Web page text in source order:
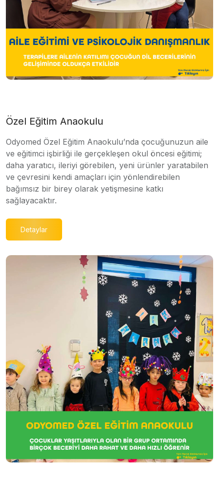
Özel Eğitim Anaokulu
Odyomed Özel Eğitim Anaokulu’nda çocuğunuzun aile
ve eğitimci işbirliği ile gerçekleşen okul öncesi eğitimi;
daha yaratıcı, ileriyi görebilen, yeni ürünler yaratabilen
ve çevresini kendi amaçları için yönlendirebilen
bağımsız bir birey olarak yetişmesine katkı
sağlayacaktır.
Detaylar